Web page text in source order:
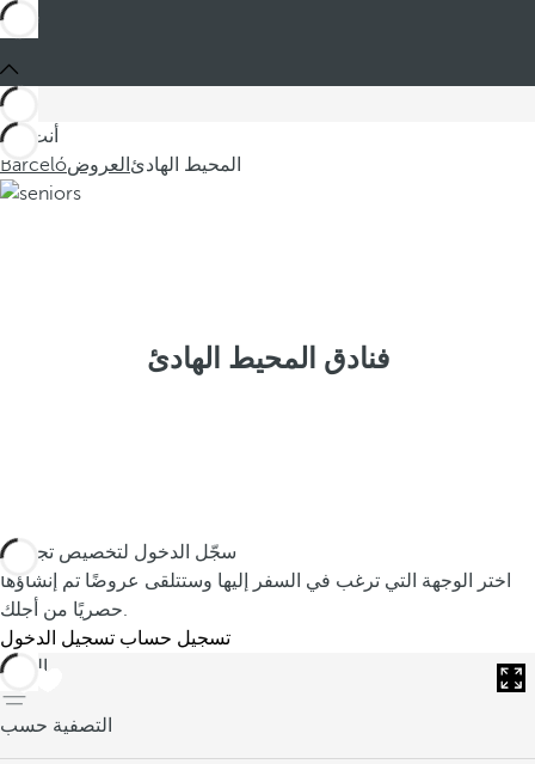
أنت في
Barcelóالعروض المحيط الهادئ
فنادق المحيط الهادئ
سجّل الدخول لتخصيص تجربتك
حصريًا من أجلك.
تسجيل الدخول تسجيل حساب
العودة
التصفية حسب